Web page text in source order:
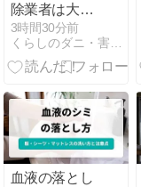
除業者は大丈
夫？安さだけ
で選ぶリスク
と対策
3時間30分前
くらしのダニ・害虫駆除対策
血液の落とし